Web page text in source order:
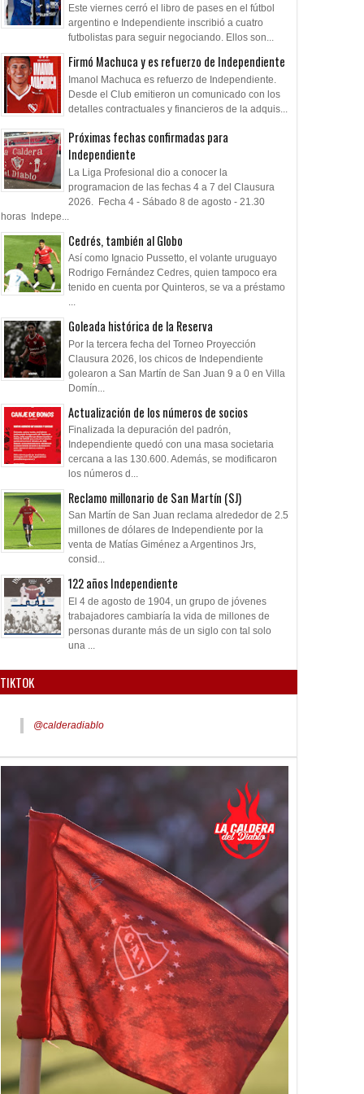
Este viernes cerró el libro de pases en el fútbol
argentino e Independiente inscribió a cuatro
futbolistas para seguir negociando. Ellos son...
Firmó Machuca y es refuerzo de Independiente
Imanol Machuca es refuerzo de Independiente.
Desde el Club emitieron un comunicado con los
detalles contractuales y financieros de la adquis...
Próximas fechas confirmadas para
Independiente
La Liga Profesional dio a conocer la
programacion de las fechas 4 a 7 del Clausura
2026. Fecha 4 - Sábado 8 de agosto - 21.30
horas Indepe...
Cedrés, también al Globo
Así como Ignacio Pussetto, el volante uruguayo
Rodrigo Fernández Cedres, quien tampoco era
tenido en cuenta por Quinteros, se va a préstamo
...
Goleada histórica de la Reserva
Por la tercera fecha del Torneo Proyección
Clausura 2026, los chicos de Independiente
golearon a San Martín de San Juan 9 a 0 en Villa
Domín...
Actualización de los números de socios
Finalizada la depuración del padrón,
Independiente quedó con una masa societaria
cercana a las 130.600. Además, se modificaron
los números d...
Reclamo millonario de San Martín (SJ)
San Martín de San Juan reclama alrededor de 2.5
millones de dólares de Independiente por la
venta de Matías Giménez a Argentinos Jrs,
consid...
122 años Independiente
El 4 de agosto de 1904, un grupo de jóvenes
trabajadores cambiaría la vida de millones de
personas durante más de un siglo con tal solo
una ...
TIKTOK
@calderadiablo